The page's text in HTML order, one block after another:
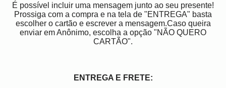
É possível incluir uma mensagem junto ao seu presente!
Prossiga com a compra e na tela de "ENTREGA" basta
escolher o cartão e escrever a mensagem.Caso queira
enviar em Anônimo, escolha a opção "NÃO QUERO
CARTÃO".
ENTREGA E FRETE: